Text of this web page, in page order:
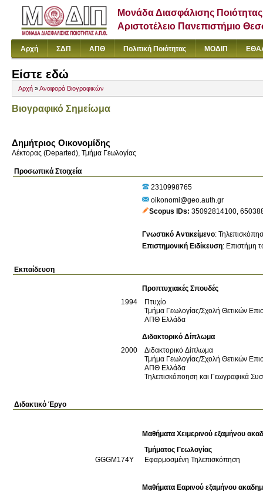
Μονάδα Διασφάλισης Ποιότητας
Αριστοτέλειο Πανεπιστήμιο
Αρχή ΣΔΠ ΑΠΘ Πολιτική Ποιότητας ΜΟΔΙΠ
Είστε εδώ
Αρχή »Αναφορά Βιογραφικών
Βιογραφικό Σημείωμα
Δημήτριος Οικονομίδης
Λέκτορας (Departed), Τμήμα Γεωλογίας
Προσωπικά Στοιχεία
2310998765
oikonomi@geo.auth.gr
Scopus IDs 35092814100,
Γνωστικό Αντικείμενο:
Επιστημονική Ειδίκευση: Επιστήμη
Εκπαίδευση
Προπτυχιακές Σπουδές
1994
Πτυχίο
Τμήμα Γεωλογίας/Σχολή Θετικών
ΑΠΘ Ελλάδα
Διδακτορικό Δίπλωμα
2000
Διδακτορικό Δίπλωμα
Τμήμα Γεωλογίας/Σχολή Θετικών
ΑΠΘ Ελλάδα
Τηλεπισκόποηση και Γεωγραφικά
Διδακτικό Έργο
Μαθήματα Χειμερινού εξαμήνου
Τμήματος Γεωλογίας
GGGM174Y
Εφαρμοσμένη Τηλεπισκόπηση
Μαθήματα Εαρινού εξαμήνου